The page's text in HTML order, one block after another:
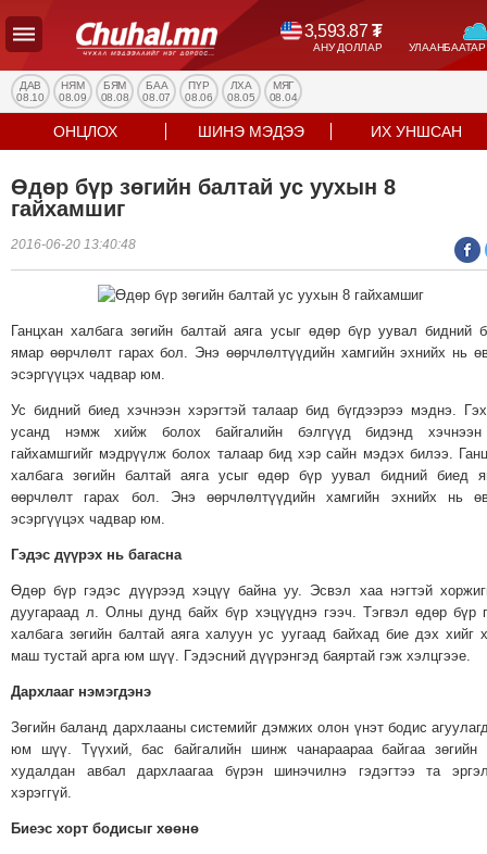
3,593.87₮
АНУ ДОЛЛАР
УЛС
ТӨР
НИЙГЭМ
ЭРҮҮЛ
СПОРТ
ДЭЛХИЙН
НИЙСЛЭЛ
ТАНИН
МЭДЭХҮЙ
ҮЙЛДВЭРИЙН
ЭРГЭН
ТОЙРОНД
ЭРГЭН
ТОЙРОНД
"ОУВС"-
ДАВ
08.10
НЯМ
08.09
БЯМ
08.08
БАА
08.07
ПҮР
08.06
ЛХА
08.05
МЯГ
08.04
ОНЦЛОХ ШИНЭ МЭДЭЭ ИХ УНШСАН
Өдөр бүр зөгийн балтай ус уухын 8
гайхамшиг
2016-06-20 13:40:48
Ганцхан халбага зөгийн балтай аяга усыг өдөр бүр уувал бидний
ямар өөрчлөлт гарах бол. Энэ өөрчлөлтүүдийн хамгийн эхнийх нь
эсэргүүцэх чадвар юм.
Ус бидний биед хэчнээн хэрэгтэй талаар бид бүгдээрээ мэднэ.
усанд нэмж хийж болох байгалийн бэлгүүд бидэнд
гайхамшгийг мэдрүүлж болох талаар бид хэр сайн мэдэх билээ.
халбага зөгийн балтай аяга усыг өдөр бүр уувал бидний биед
өөрчлөлт гарах бол. Энэ өөрчлөлтүүдийн хамгийн эхнийх нь
эсэргүүцэх чадвар юм.
Гэдэс дүүрэх нь багасна
Өдөр бүр гэдэс дүүрээд хэцүү байна уу. Эсвэл хаа нэгтэй
дуугараад л. Олны дунд байх бүр хэцүүднэ гээч. Тэгвэл өдөр бүр
халбага зөгийн балтай аяга халуун ус уугаад байхад бие дэх хийг
маш тустай арга юм шүү. Гэдэсний дүүрэнгэд баяртай гэж хэлцгээе.
Дархлааг нэмэгдэнэ
Зөгийн баланд дархлааны системийг дэмжих олон үнэт бодис
юм шүү. Түүхий, бас байгалийн шинж чанараараа байгаа зөгийн
худалдан авбал дархлаагаа бүрэн шинэчилнэ гэдэгтээ та
хэрэггүй.
Биеэс хорт бодисыг хөөнө